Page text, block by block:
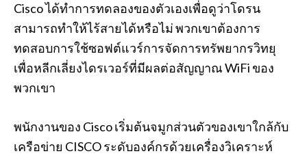
Cisco ได้ทำการทดลองของตัวเองเพื่อดูว่าโดรน
สามารถทำให้ไร้สายได้หรือไม่ พวกเขาต้องการ
ทดสอบการใช้ซอฟต์แวร์การจัดการทรัพยากรวิทยุ
เพื่อหลีกเลี่ยงไดรเวอร์ที่มีผลต่อสัญญาณ WiFi ของ
พวกเขา
พนักงานของ Cisco เริ่มต้นจมูกส่วนตัวของเขาใกล้กับ
เครือข่าย CISCO ระดับองค์กรด้วยเครื่องวิเคราะห์